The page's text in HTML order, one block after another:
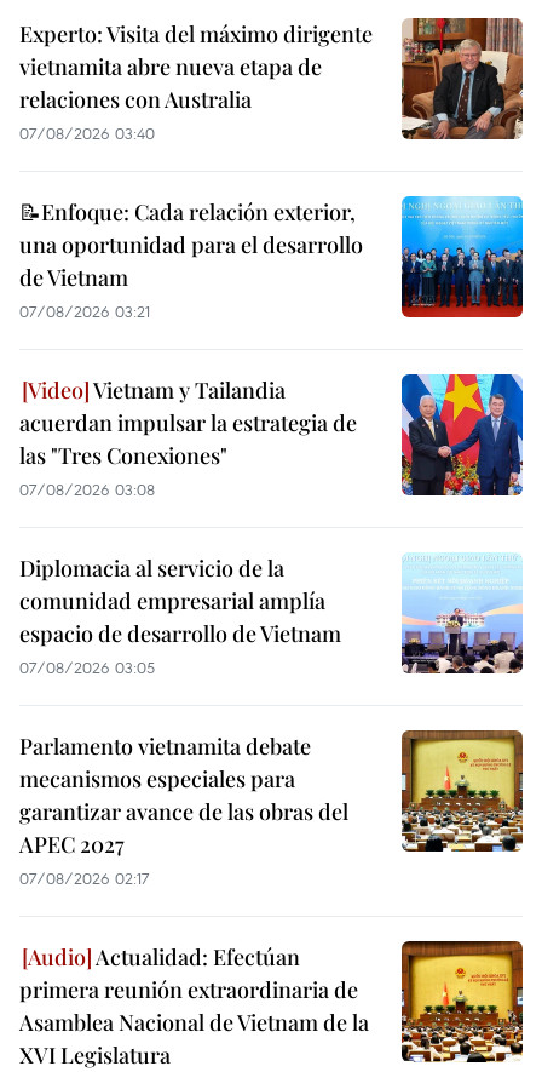
Experto: Visita del máximo dirigente
vietnamita abre nueva etapa de
relaciones con Australia
07/08/2026 03:40
📝Enfoque: Cada relación exterior,
una oportunidad para el desarrollo
de Vietnam
07/08/2026 03:21
Vietnam y Tailandia
acuerdan impulsar la estrategia de
las "Tres Conexiones"
07/08/2026 03:08
Diplomacia al servicio de la
comunidad empresarial amplía
espacio de desarrollo de Vietnam
07/08/2026 03:05
Parlamento vietnamita debate
mecanismos especiales para
garantizar avance de las obras del
APEC 2027
07/08/2026 02:17
Actualidad: Efectúan
primera reunión extraordinaria de
Asamblea Nacional de Vietnam de la
XVI Legislatura